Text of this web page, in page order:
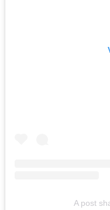
A post